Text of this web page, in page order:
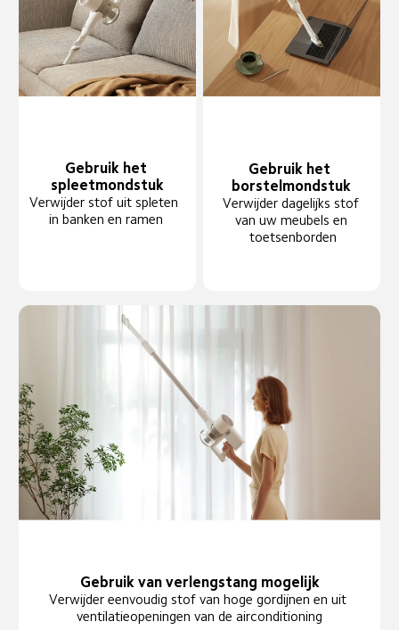
Gebruik het
spleetmondstuk
Verwijder stof uit spleten
in banken en ramen
Gebruik het
borstelmondstuk
Verwijder dagelijks stof
van uw meubels en
toetsenborden
Gebruik van verlengstang mogelijk
Verwijder eenvoudig stof van hoge gordijnen en uit
ventilatieopeningen van de airconditioning